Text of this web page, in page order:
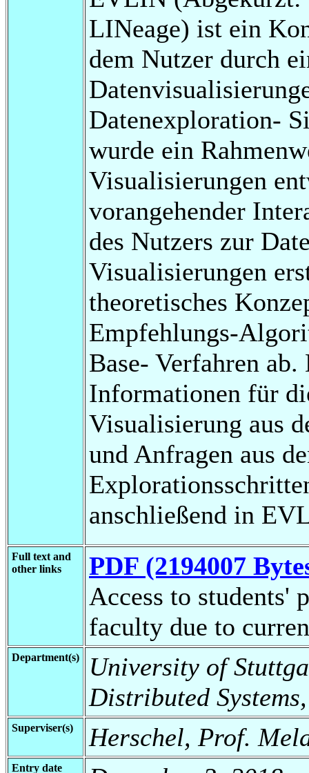
LINeage) ist ein
dem Nutzer durch
Datenexploration-
wurde ein
Visualisierungen
vorangehender
des Nutzers zur
Visualisierungen
theoretisches
Empfehlungs-
Base- Verfahren
Informationen für
Visualisierung aus
und Anfragen aus
anschließend in
Full text and
other links
PDF (2194007
Access to students'
faculty due to
Department(s)
University of
Distributed
Superviser(s) Herschel, Prof.
Entry date